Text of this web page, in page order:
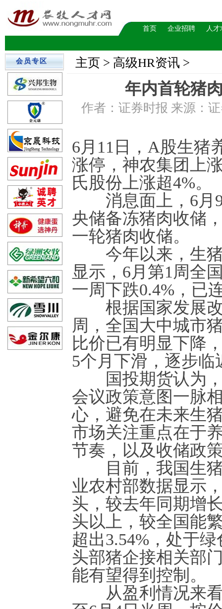
首页 企业招聘 人才
会员专区 主页 > 高级HR资讯 >
年内首轮猪
作者：证券时报 来源：
6月11日，A股生猪
涨停，神农集团上
氏股份上涨超4%。
消息面上，6月9
央储备冻猪肉收储
一轮猪肉收储。
今年以来，生猪
显示，6月第1周全
一周下跌0.4%，已
根据国家发展改
周，全国大中城市
比价已有明显下降
5个月下滑，逐步
国投期货认为，
会议政策意图一脉
心，避免在未来生
市场关注重点在于
节奏，以及收储政
目前，我国生猪
业农村部数据显示
头，较去年同期增
头以上，较全国能
超出3.54%，处于
头部猪企接相关部
能有望得到控制。
从盈利情况来看